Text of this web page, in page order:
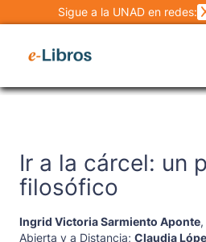
Sigue a la UNAD en redes:
Ir a la cárcel: un
filosófico
Ingrid Victoria Sarmiento Aponte,
Abierta y a Distancia; Claudia